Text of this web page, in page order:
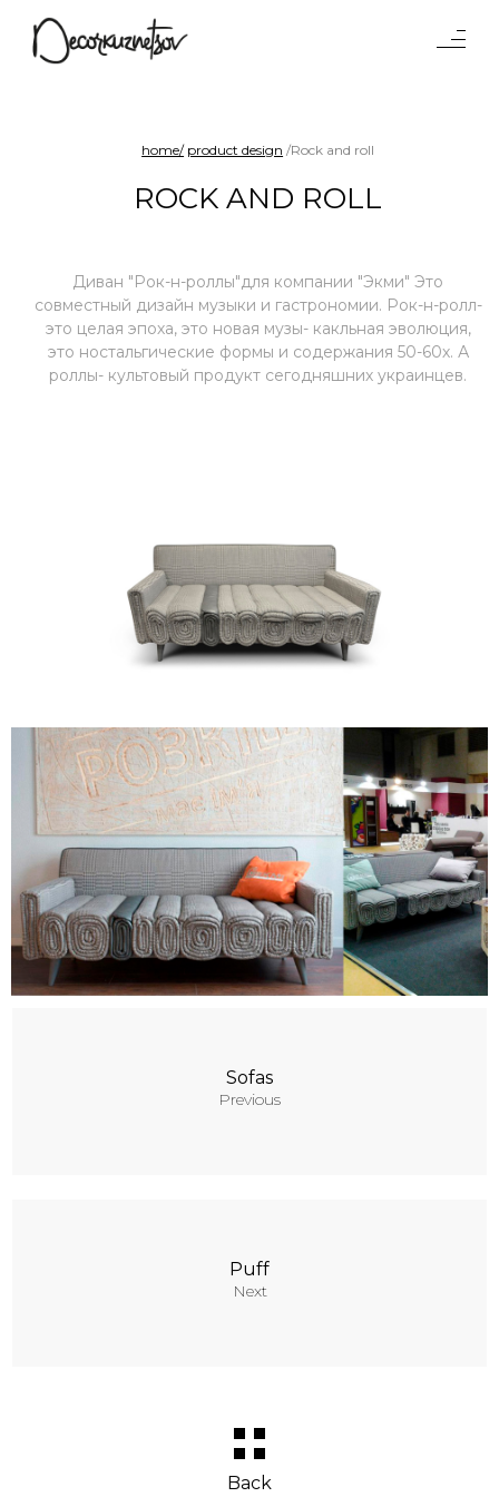
Lighting Objects
Chairs Shelf systems
home/ product design /Rock and roll
ROCK AND ROLL
Диван "Рок-н-роллы"для компании "Экми" Это
совместный дизайн музыки и гастрономии. Рок-н-ролл-
это целая эпоха, это новая музы- какльная эволюция,
это ностальгические формы и содержания 50-60х. А
роллы- культовый продукт сегодняшних украинцев.
Sofas
Previous
Puff
Next
Back
Interiors
Product
design
About
Contacts